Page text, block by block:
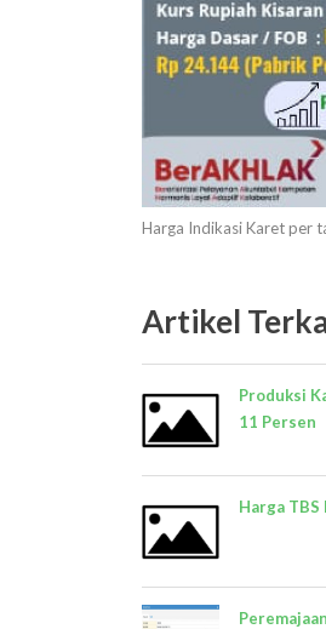
Harga Indikasi Karet per
Artikel
Produksi
11 Persen
Harga